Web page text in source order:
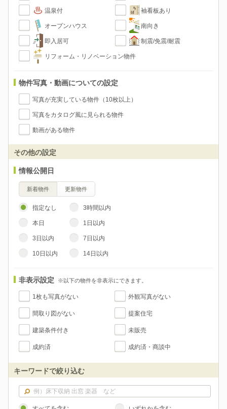
温泉付 袖看板あり
オープンハウス 南向き
即入居可 制震/免震/耐震
リフォーム・リノベーション物件
物件写真・動画についての設定
写真が充実している物件（10枚以上）
写真をカタログ風に見られる物件
動画がある物件
その他の設定
情報公開日
新着物件 更新物件
指定なし 3時間以内
本日 1日以内
3日以内 7日以内
10日以内 14日以内
非表示設定 ※以下の物件を非表示にできます。
1枚も写真がない 外観写真がない
間取り図がない 提案住宅
建築条件付き 未販売
成約済 成約済・商談中
キーワードで絞り込む